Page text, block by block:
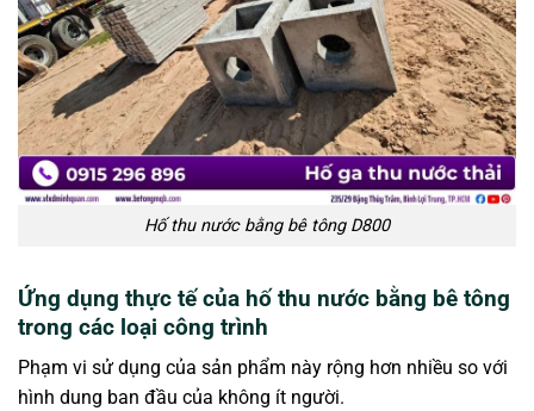
Hố thu nước bằng bê tông D800
Ứng dụng thực tế của hố thu nước bằng bê tông
trong các loại công trình
Phạm vi sử dụng của sản phẩm này rộng hơn nhiều so với
hình dung ban đầu của không ít người.